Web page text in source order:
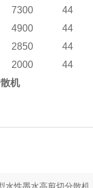
7300 44
4900 44
2850 44
2000 44
机